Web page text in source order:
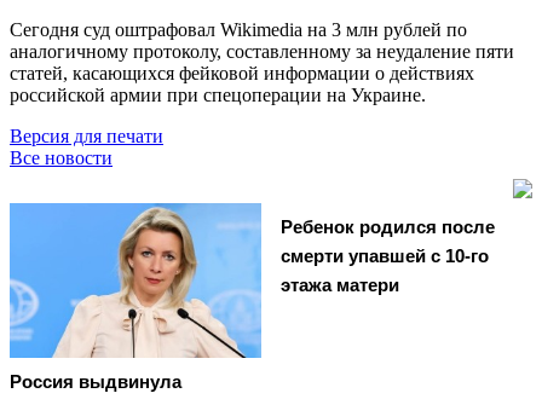
Сегодня суд оштрафовал Wikimedia на 3 млн рублей по
аналогичному протоколу, составленному за неудаление пяти
статей, касающихся фейковой информации о действиях
российской армии при спецоперации на Украине.
Версия для печати
Все новости
Россия выдвинула
Ребенок родился после
смерти упавшей с 10-го
этажа матери